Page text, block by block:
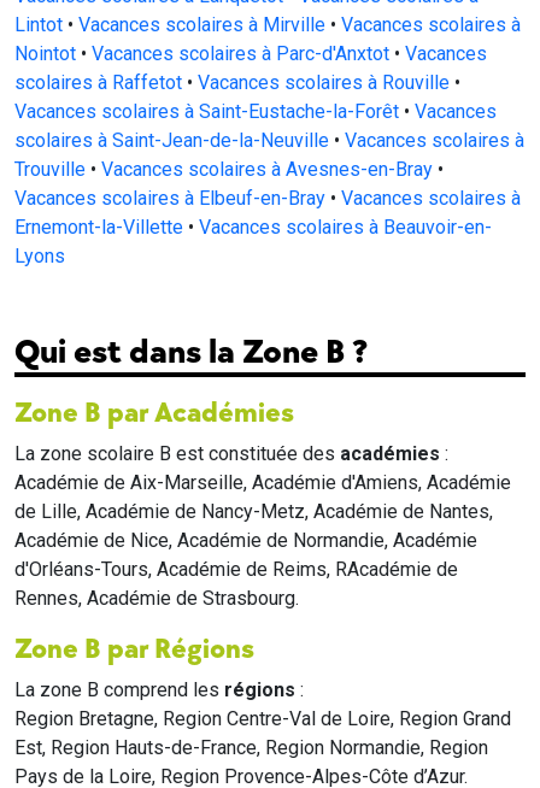
Lintot • Vacances scolaires à Mirville • Vacances scolaires à
Nointot • Vacances scolaires à Parc-d'Anxtot • Vacances
scolaires à Raffetot • Vacances scolaires à Rouville •
Vacances scolaires à Saint-Eustache-la-Forêt • Vacances
scolaires à Saint-Jean-de-la-Neuville • Vacances scolaires à
Trouville • Vacances scolaires à Avesnes-en-Bray •
Vacances scolaires à Elbeuf-en-Bray • Vacances scolaires à
Ernemont-la-Villette • Vacances scolaires à Beauvoir-en-
Lyons
Qui est dans la Zone B ?
Zone B par Académies
La zone scolaire B est constituée des académies :
Académie de Aix-Marseille, Académie d'Amiens, Académie
de Lille, Académie de Nancy-Metz, Académie de Nantes,
Académie de Nice, Académie de Normandie, Académie
d'Orléans-Tours, Académie de Reims, RAcadémie de
Rennes, Académie de Strasbourg.
Zone B par Régions
La zone B comprend les régions :
Region Bretagne, Region Centre-Val de Loire, Region Grand
Est, Region Hauts-de-France, Region Normandie, Region
Pays de la Loire, Region Provence-Alpes-Côte d’Azur.